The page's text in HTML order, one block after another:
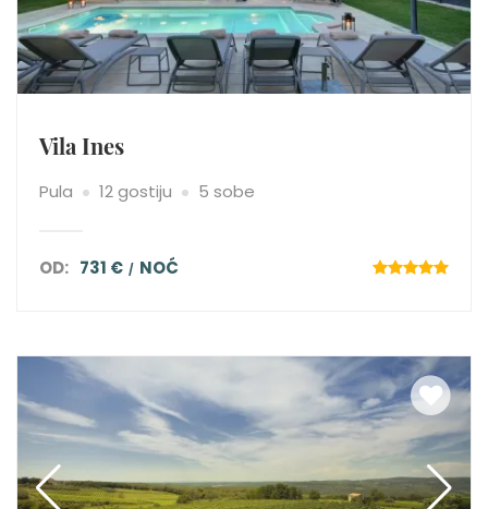
Vila Ines
Pula 12 gostiju 5 sobe
OD: 731 € NOĆ